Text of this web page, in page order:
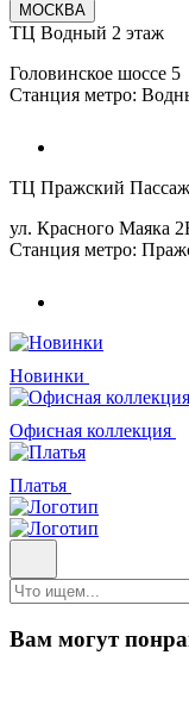
МОСКВА
ТЦ Водный 2 этаж
Головинское шоссе 5
Станция метро:
ТЦ Пражский
ул. Красного Маяка
Станция метро:
Новинки
Офисная коллекция
Платья
Вам могут